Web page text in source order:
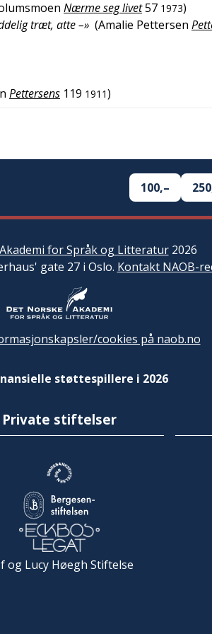
Nærme seg livet57 1973)
træt, atte –» (Amalie Pettersen
Pettersens 119 1911)
100,–
for Språk og Litteratur2026
gate 27 i Oslo. Kontakt NAOB-
cookies på naob.no
støttespillere i 2026
Private stiftelser
og Lucy Høegh Stiftelse